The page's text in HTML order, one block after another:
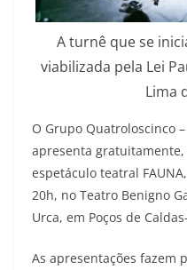
A turnê que se
viabilizada pela Lei
Lima
O Grupo Quatroloscinco
apresenta
espetáculo teatral
20h, no Teatro Benigno
Urca, em Poços de
As apresentações fazem